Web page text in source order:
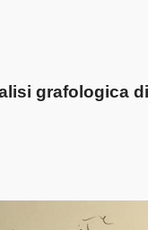
grafologica